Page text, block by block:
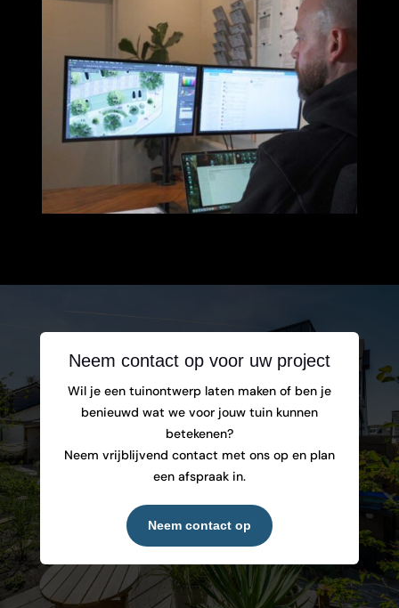
Neem contact op voor uw project
Wil je een tuinontwerp laten maken of ben je
benieuwd wat we voor jouw tuin kunnen
betekenen?
Neem vrijblijvend contact met ons op en plan
een afspraak in.
Neem contact op